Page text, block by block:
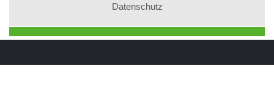
Datenschutz